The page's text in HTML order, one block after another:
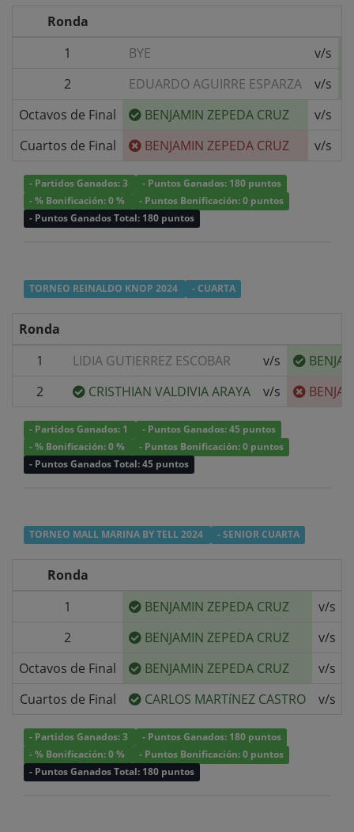
Ronda
1
BYE
v/s
2
EDUARDO AGUIRRE ESPARZA
v/s
Octavos de Final
BENJAMIN ZEPEDA CRUZ v/s
Cuartos de Final
BENJAMIN ZEPEDA CRUZ v/s
- Partidos Ganados: 3
- Puntos Ganados: 180 puntos
- % Bonificación: 0 %
- Puntos Bonificación: 0 puntos
- Puntos Ganados Total: 180 puntos
TORNEO REINALDO KNOP 2024 - CUARTA
Ronda
1
LIDIA GUTIERREZ ESCOBAR v/s
2
CRISTHIAN VALDIVIA ARAYA v/s
- Partidos Ganados: 1
- Puntos Ganados: 45 puntos
- % Bonificación: 0 %
- Puntos Bonificación: 0 puntos
- Puntos Ganados Total: 45 puntos
TORNEO MALL MARINA BY TELL 2024 - SENIOR CUARTA
Ronda
1
BENJAMIN ZEPEDA CRUZ v/s
2
BENJAMIN ZEPEDA CRUZ v/s
Octavos de Final
BENJAMIN ZEPEDA CRUZ v/s
Cuartos de Final
CARLOS MARTíNEZ CASTRO v/s
- Partidos Ganados: 3
- Puntos Ganados: 180 puntos
- % Bonificación: 0 %
- Puntos Bonificación: 0 puntos
- Puntos Ganados Total: 180 puntos